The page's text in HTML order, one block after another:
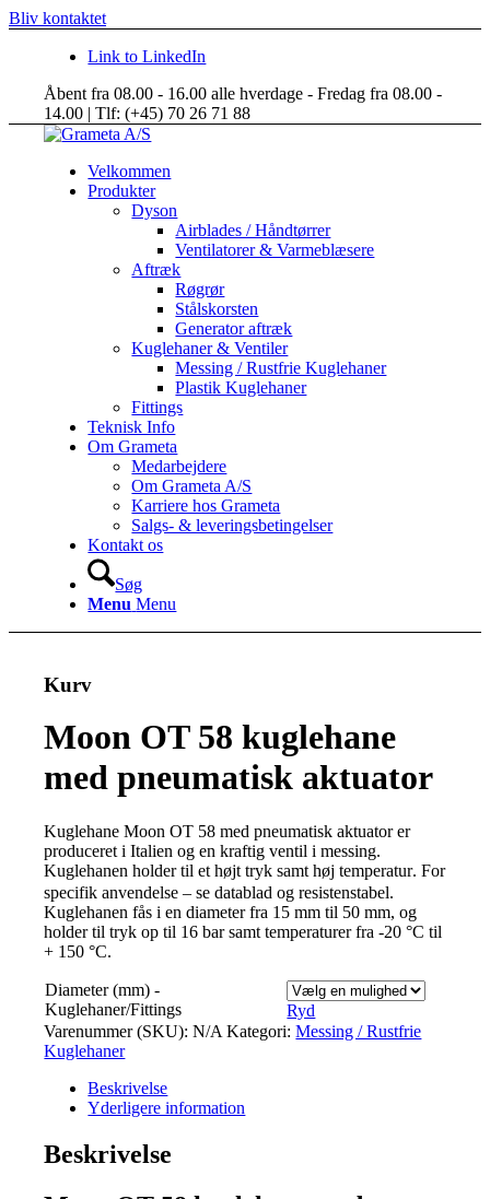
Bliv kontaktet
Link to LinkedIn
Åbent fra 08.00 - 16.00 alle hverdage - Fredag fra 08.00 -
14.00 | Tlf: (+45) 70 26 71 88
Velkommen
Produkter
Dyson
Airblades / Håndtørrer
Ventilatorer & Varmeblæsere
Aftræk
Røgrør
Stålskorsten
Generator aftræk
Kuglehaner & Ventiler
Messing / Rustfrie Kuglehaner
Plastik Kuglehaner
Fittings
Teknisk Info
Om Grameta
Medarbejdere
Om Grameta A/S
Karriere hos Grameta
Salgs- & leveringsbetingelser
Kontakt os
Søg
Menu Menu
Kurv
Moon OT 58 kuglehane
med pneumatisk aktuator
Kuglehane Moon OT 58 med pneumatisk aktuator er
produceret i Italien og en kraftig ventil i messing.
Kuglehanen holder til et højt tryk samt høj temperatur.For
specifik anvendelse – se datablad og resistenstabel.
Kuglehanen fås i en diameter fra 15 mm til 50 mm, og
holder til tryk op til 16 bar samt temperaturer fra -20 °C til
+ 150 °C.
Diameter (mm) -
Kuglehaner/Fittings
Ryd
Varenummer (SKU):N/A Kategori:Messing / Rustfrie
Kuglehaner
Beskrivelse
Yderligere information
Beskrivelse